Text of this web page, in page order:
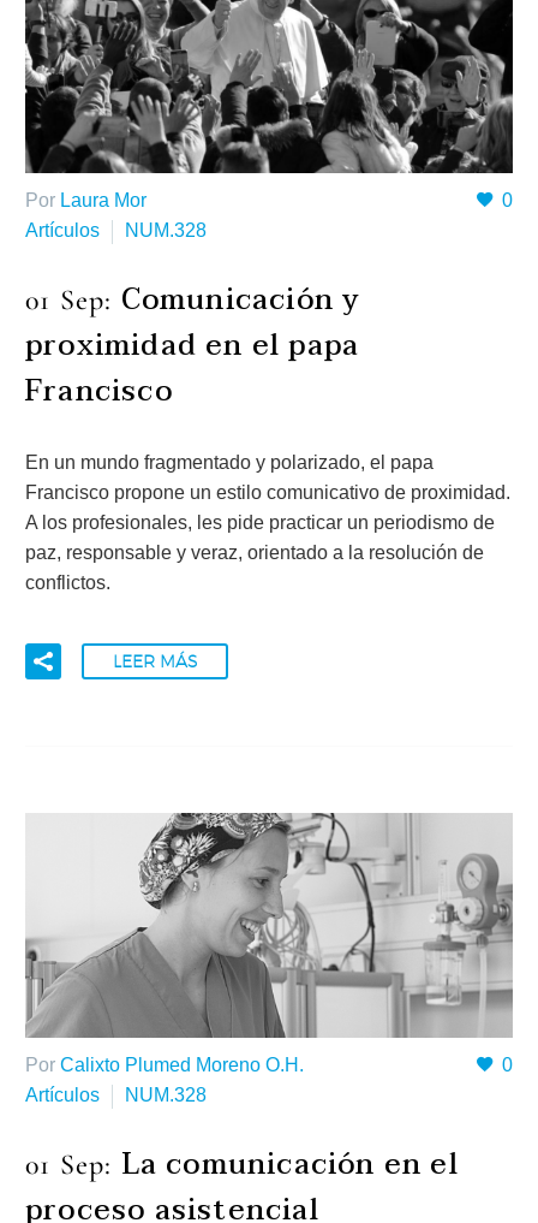
0
Por Laura Mor
Artículos
NUM.328
01 Sep: Comunicación y
proximidad en el papa
Francisco
En un mundo fragmentado y polarizado, el papa
Francisco propone un estilo comunicativo de proximidad.
A los profesionales, les pide practicar un periodismo de
paz, responsable y veraz, orientado a la resolución de
conflictos.
LEER MÁS
0
Por Calixto Plumed Moreno O.H.
Artículos
NUM.328
01 Sep: La comunicación en el
proceso asistencial